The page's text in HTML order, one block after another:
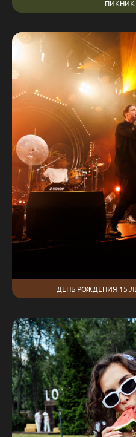
ДЕНЬ РОЖДЕНИЯ 15